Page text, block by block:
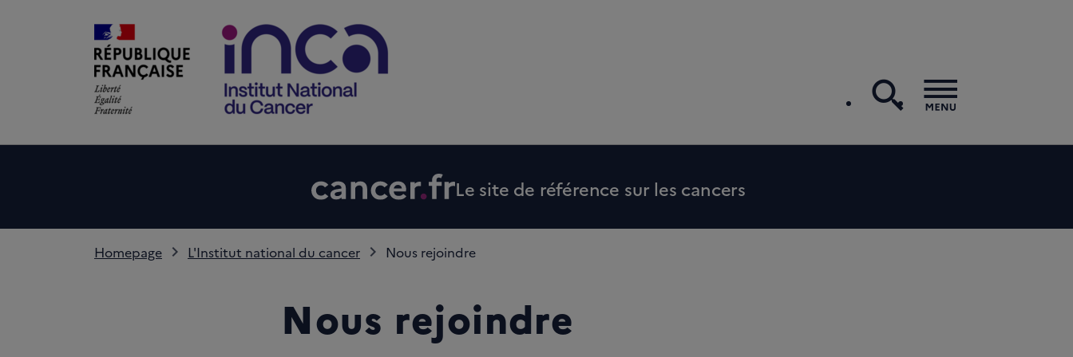
searchMenu
Le site de référence sur les cancers
Homepage L'Institut national du cancer Nous rejoindre
Nous rejoindre